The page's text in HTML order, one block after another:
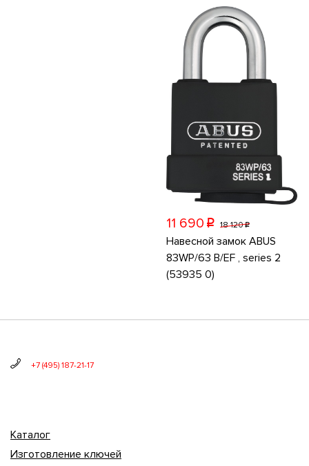
11 690 p 18 120p
Навесной замок ABUS
83WP/63 B/EF , series 2
(53935 0)
+7 (495) 187-21-17
Каталог
Изготовление ключей